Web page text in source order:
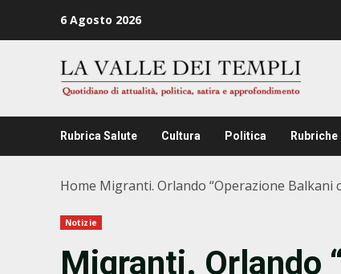
6 Agosto 2026
Rubrica Salute Cultura Politica Rubriche
Home Migranti. Orlando “Operazione
Notizie
Migranti. Orlando